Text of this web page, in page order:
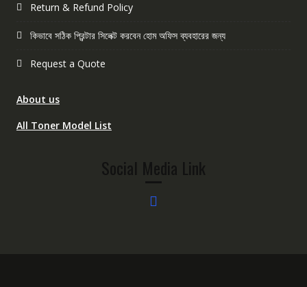
Return & Refund Policy
কিভাবে সঠিক প্রিন্টার সিলেক্ট করবেন হোম অফিস ব্যবহারের জন্য
Request a Quote
About us
All Toner Model List
Social Media Link